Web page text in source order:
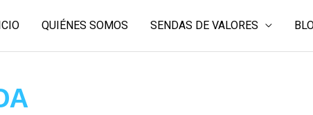
QUIÉNES SOMOS SENDAS DE VALORES